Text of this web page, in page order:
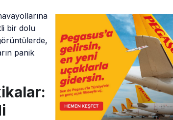
bir dolu
panik